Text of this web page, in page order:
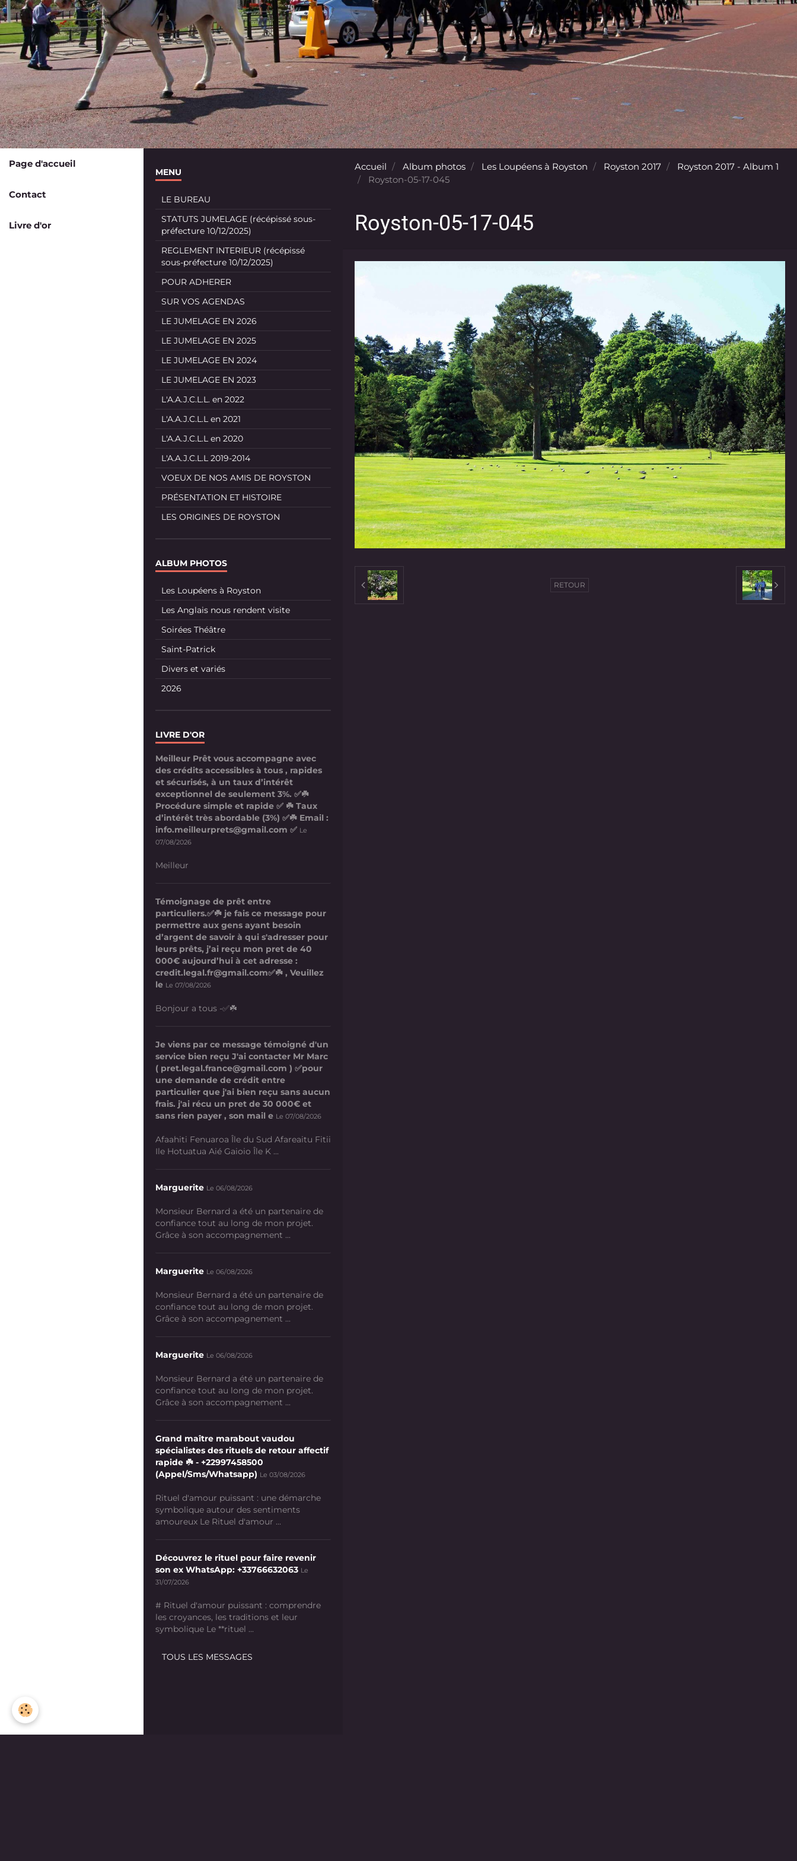
Page d'accueil
Contact
Livre d'or
Accueil Album photos Les Loupéens à Royston Royston 2017
Royston 2017 - Album 1
Royston-05-17-045
Royston-05-17-045
RETOUR
MENU
LE BUREAU
STATUTS JUMELAGE (récépissé sous-
préfecture 10/12/2025)
REGLEMENT INTERIEUR (récépissé
sous-préfecture 10/12/2025)
POUR ADHERER
SUR VOS AGENDAS
LE JUMELAGE EN 2026
LE JUMELAGE EN 2025
LE JUMELAGE EN 2024
LE JUMELAGE EN 2023
L'A.A.J.C.L.L. en 2022
L'A.A.J.C.L.L en 2021
L'A.A.J.C.L.L en 2020
L'A.A.J.C.L.L 2019-2014
VOEUX DE NOS AMIS DE ROYSTON
PRÉSENTATION ET HISTOIRE
LES ORIGINES DE ROYSTON
ALBUM PHOTOS
Les Loupéens à Royston
Les Anglais nous rendent visite
Soirées Théâtre
Saint-Patrick
Divers et variés
2026
LIVRE D'OR
Meilleur Prêt vous accompagne avec
des crédits accessibles à tous , rapides
et sécurisés, à un taux d’intérêt
exceptionnel de seulement 3%. ✅☘️
Procédure simple et rapide ✅ ☘️ Taux
d’intérêt très abordable (3%) ✅☘️ Email :
info.meilleurprets@gmail.com ✅ Le
07/08/2026
Meilleur
Témoignage de prêt entre
particuliers.✅☘️ je fais ce message pour
permettre aux gens ayant besoin
d’argent de savoir à qui s'adresser pour
leurs prêts, j’ai reçu mon pret de 40
000€ aujourd’hui à cet adresse :
credit.legal.fr@gmail.com✅☘️ , Veuillez
le Le 07/08/2026
Bonjour a tous -✅☘️
Je viens par ce message témoigné d'un
service bien reçu J'ai contacter Mr Marc
( pret.legal.france@gmail.com ) ✅pour
une demande de crédit entre
particulier que j'ai bien reçu sans aucun
frais. j'ai récu un pret de 30 000€ et
sans rien payer , son mail e Le 07/08/2026
Afaahiti Fenuaroa Île du Sud Afareaitu Fitii
Ile Hotuatua Aié Gaioio Île K ...
Marguerite Le 06/08/2026
Monsieur Bernard a été un partenaire de
confiance tout au long de mon projet.
Grâce à son accompagnement ...
Marguerite Le 06/08/2026
Monsieur Bernard a été un partenaire de
confiance tout au long de mon projet.
Grâce à son accompagnement ...
Marguerite Le 06/08/2026
Monsieur Bernard a été un partenaire de
confiance tout au long de mon projet.
Grâce à son accompagnement ...
Grand maître marabout vaudou
spécialistes des rituels de retour affectif
rapide ☘️ - +22997458500
(Appel/Sms/Whatsapp) Le 03/08/2026
Rituel d'amour puissant : une démarche
symbolique autour des sentiments
amoureux Le Rituel d'amour ...
Découvrez le rituel pour faire revenir
son ex WhatsApp: +33766632063 Le
31/07/2026
# Rituel d'amour puissant : comprendre
les croyances, les traditions et leur
symbolique Le **rituel ...
TOUS LES MESSAGES